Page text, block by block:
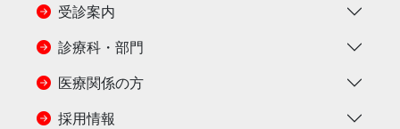
受診案内
診療科・部門
医療関係の方
採用情報